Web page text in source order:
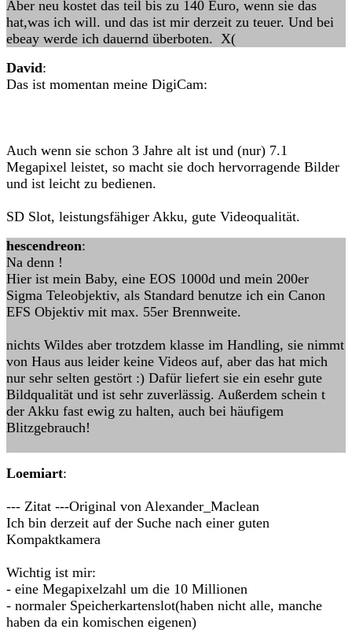
Aber neu kostet das teil bis zu 140 Euro, wenn sie das
hat,was ich will. und das ist mir derzeit zu teuer. Und bei
ebeay werde ich dauernd überboten. X(
David:
Das ist momentan meine DigiCam:
Auch wenn sie schon 3 Jahre alt ist und (nur) 7.1
Megapixel leistet, so macht sie doch hervorragende Bilder
und ist leicht zu bedienen.
SD Slot, leistungsfähiger Akku, gute Videoqualität.
hescendreon:
Na denn !
Hier ist mein Baby, eine EOS 1000d und mein 200er
Sigma Teleobjektiv, als Standard benutze ich ein Canon
EFS Objektiv mit max. 55er Brennweite.
nichts Wildes aber trotzdem klasse im Handling, sie nimmt
von Haus aus leider keine Videos auf, aber das hat mich
nur sehr selten gestört :) Dafür liefert sie ein esehr gute
Bildqualität und ist sehr zuverlässig. Außerdem schein t
der Akku fast ewig zu halten, auch bei häufigem
Blitzgebrauch!
Loemiart:
--- Zitat ---Original von Alexander_Maclean
Ich bin derzeit auf der Suche nach einer guten
Kompaktkamera
Wichtig ist mir:
- eine Megapixelzahl um die 10 Millionen
- normaler Speicherkartenslot(haben nicht alle, manche
haben da ein komischen eigenen)